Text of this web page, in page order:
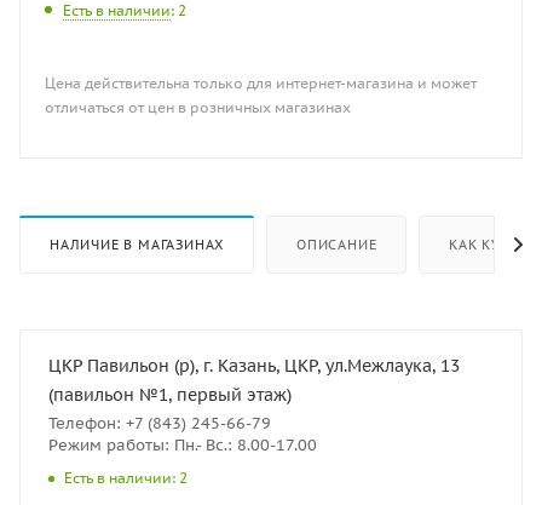
Есть в наличии: 2
Цена действительна только для интернет-магазина и может
отличаться от цен в розничных магазинах
НАЛИЧИЕ В МАГАЗИНАХ ОПИСАНИЕ КАК КУПИТЬ
ЦКР Павильон (р), г. Казань, ЦКР, ул.Межлаука, 13
(павильон №1, первый этаж)
Телефон: +7 (843) 245-66-79
Режим работы: Пн.- Вс.: 8.00-17.00
Есть в наличии: 2